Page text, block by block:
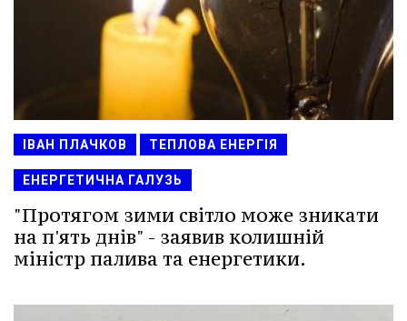
ІВАН ПЛАЧКОВ ТЕПЛОВА ЕНЕРГІЯ
ЕНЕРГЕТИЧНА ГАЛУЗЬ
"Протягом зими світло може зникати
на п'ять днів" - заявив колишній
міністр палива та енергетики.